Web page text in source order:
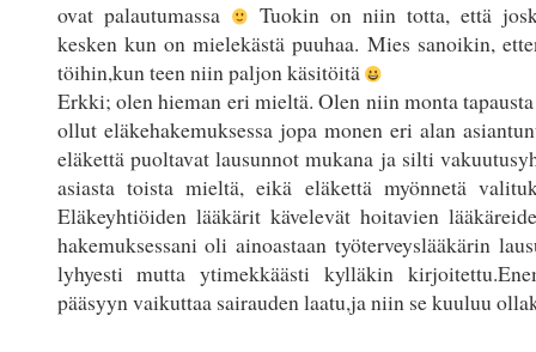
ovat palautumassa
Tuokin on niin totta, että
kesken kun on mielekästä puuhaa. Mies sanoikin,
töihin,kun teen niin paljon käsitöitä
Erkki; olen hieman eri mieltä. Olen niin monta
ollut eläkehakemuksessa jopa monen eri alan
eläkettä puoltavat lausunnot mukana ja silti
asiasta toista mieltä, eikä eläkettä myönnetä
Eläkeyhtiöiden lääkärit kävelevät hoitavien
hakemuksessani oli ainoastaan työterveyslääkärin
lyhyesti mutta ytimekkäästi kylläkin
pääsyyn vaikuttaa sairauden laatu,ja niin se kuuluu